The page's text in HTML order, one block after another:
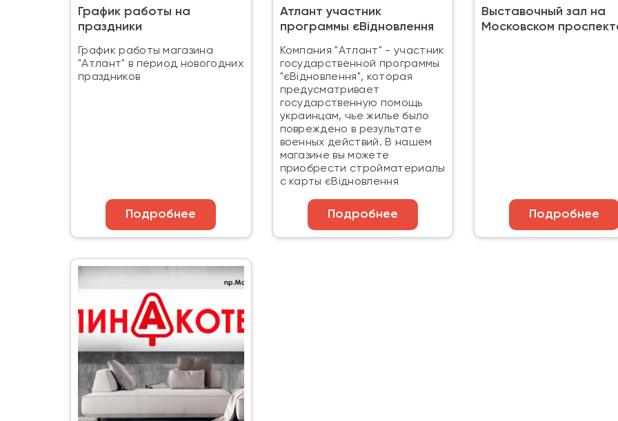
График работы на
праздники
График работы магазина
"Атлант" в период новогодних
праздников
Подробнее
Атлант участник
программы єВідновлення
Компания "Атлант" - участник
государственной программы
"єВідновлення", которая
предусматривает
государственную помощь
украинцам, чье жилье было
повреждено в результате
военных действий. В нашем
магазине вы можете
приобрести стройматериалы
с карты єВідновлення
Подробнее
Выставочный зал на
Московском
Подробнее